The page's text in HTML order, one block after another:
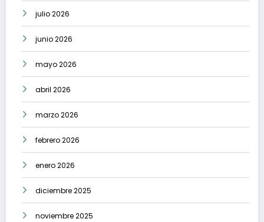
julio 2026
junio 2026
mayo 2026
abril 2026
marzo 2026
febrero 2026
enero 2026
diciembre 2025
noviembre 2025